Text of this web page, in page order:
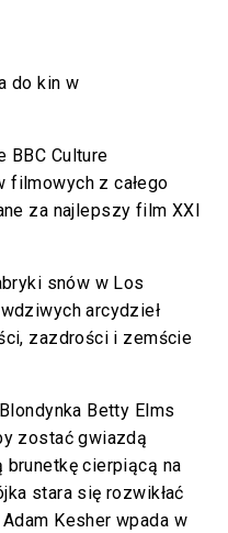
do kin w
BBC Culture
filmowych z całego
za najlepszy film XXI
snów w Los
arcydzieł
zazdrości i zemście
Betty Elms
zostać gwiazdą
cierpiącą na
stara się rozwikłać
Kesher wpada w